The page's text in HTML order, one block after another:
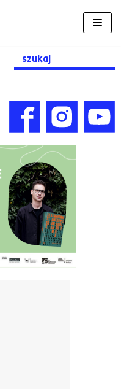
Search
for: